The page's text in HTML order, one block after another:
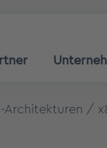
-Architekturen